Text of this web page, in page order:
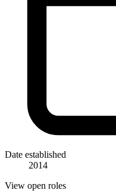
Date established
2014
View open roles